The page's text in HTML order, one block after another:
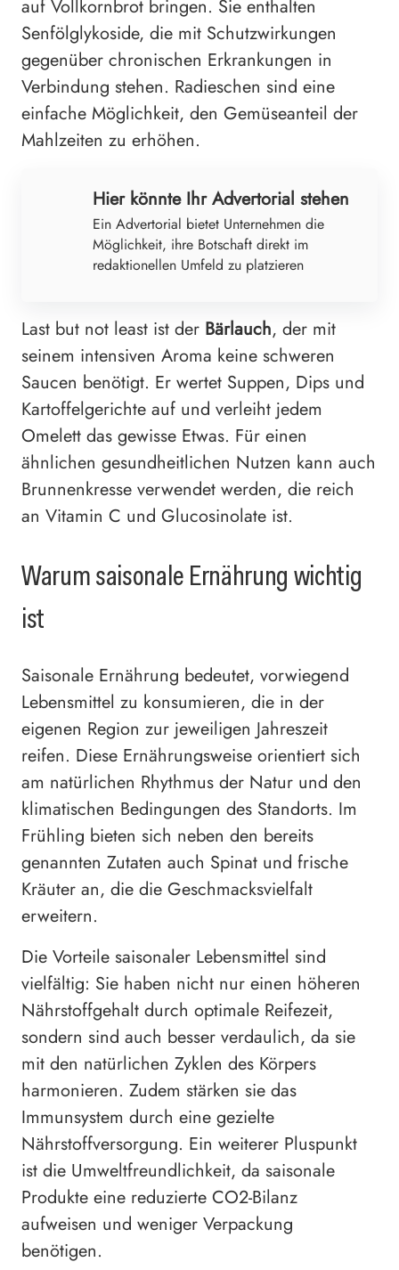
auf Vollkornbrot bringen. Sie enthalten
Senfölglykoside, die mit Schutzwirkungen
gegenüber chronischen Erkrankungen in
Verbindung stehen. Radieschen sind eine
einfache Möglichkeit, den Gemüseanteil der
Mahlzeiten zu erhöhen.
Hier könnte Ihr Advertorial stehen
Ein Advertorial bietet Unternehmen die
Möglichkeit, ihre Botschaft direkt im
redaktionellen Umfeld zu platzieren
Last but not least ist der Bärlauch, der mit
seinem intensiven Aroma keine schweren
Saucen benötigt. Er wertet Suppen, Dips und
Kartoffelgerichte auf und verleiht jedem
Omelett das gewisse Etwas. Für einen
ähnlichen gesundheitlichen Nutzen kann auch
Brunnenkresse verwendet werden, die reich
an Vitamin C und Glucosinolate ist.
Warum saisonale Ernährung wichtig
ist
Saisonale Ernährung bedeutet, vorwiegend
Lebensmittel zu konsumieren, die in der
eigenen Region zur jeweiligen Jahreszeit
reifen. Diese Ernährungsweise orientiert sich
am natürlichen Rhythmus der Natur und den
klimatischen Bedingungen des Standorts. Im
Frühling bieten sich neben den bereits
genannten Zutaten auch Spinat und frische
Kräuter an, die die Geschmacksvielfalt
erweitern.
Die Vorteile saisonaler Lebensmittel sind
vielfältig: Sie haben nicht nur einen höheren
Nährstoffgehalt durch optimale Reifezeit,
sondern sind auch besser verdaulich, da sie
mit den natürlichen Zyklen des Körpers
harmonieren. Zudem stärken sie das
Immunsystem durch eine gezielte
Nährstoffversorgung. Ein weiterer Pluspunkt
ist die Umweltfreundlichkeit, da saisonale
Produkte eine reduzierte CO2-Bilanz
aufweisen und weniger Verpackung
benötigen.